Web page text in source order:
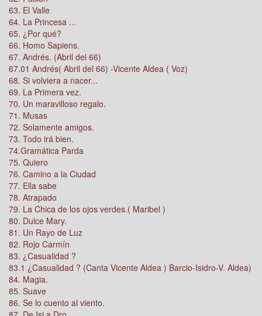
63. El Valle
64. La Princesa ...
65. ¿Por qué?
66. Homo Sapiens.
67. Andrés. (Abril del 66)
67.01 Andrés( Abril del 66) -Vicente Aldea ( Voz)
68. Si volviera a nacer...
69. La Primera vez.
70. Un maravilloso regalo.
71. Musas
72. Solamente amigos.
73. Todo irá bien.
74.Gramática Parda
75. Quiero
76. Camino a la Ciudad
77. Ella sabe
78. Atrapado
79. La Chica de los ojos verdes.( Maribel )
80. Dulce Mary.
81. Un Rayo de Luz
82. Rojo Carmín
83. ¿Casualidad ?
83.1 ¿Casualidad ? (Canta Vicente Aldea ) Barcio-Isidro-V. Aldea)
84. Magia.
85. Suave
86. Se lo cuento al viento.